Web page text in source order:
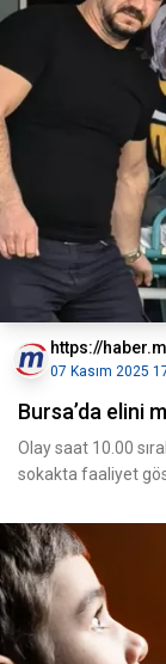
https://
07 Kasım 2025
Bursa’da elini
Olay saat 10.00
sokakta faaliyet